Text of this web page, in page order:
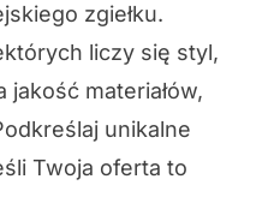
zgiełku.
liczy się styl,
materiałów,
unikalne
Twoja oferta to